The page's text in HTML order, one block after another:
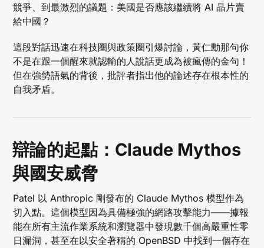
競爭、到最激烈的議題：美國是否應該繼續將 AI 晶片賣
給中國？
這段對話迅速在科技圈與政策圈引爆討論，黃仁勳那句你
不是在跟一個醒來就認輸的人說話更成為被瘋傳的金句！
但在強勢語氣的背後，批評者指出他的論述存在根本性的
自我矛盾。
辯論的起點：Claude Mythos
與國安威脅
Patel 以 Anthropic 剛發布的 Claude Mythos 模型作為
切入點。這個模型因為具備極強的網路攻擊能力——據報
能在所有主流作業系統和瀏覽器中發現數千個高嚴重性零
日漏洞，甚至在以安全著稱的 OpenBSD 中找到一個存在